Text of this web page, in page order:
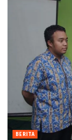
BERITA